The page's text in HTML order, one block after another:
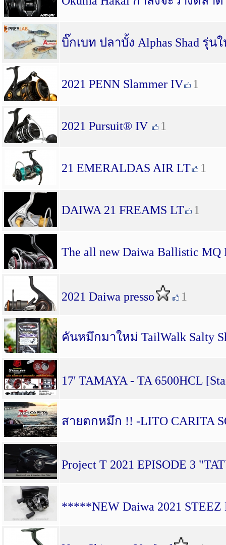
บิ๊กเบท ปลาบั้ง Alphas Shad รุ่น
2021 PENN Slammer IV 1
2021 Pursuit® IV 1
21 EMERALDAS AIR LT 1
DAIWA 21 FREAMS LT 1
The all new Daiwa Ballistic MQ
2021 Daiwa presso 1
คันหมึกมาใหม่ TailWalk Salty
17' TAMAYA - TA 6500HCL
สายตกหมึก !! -LITO CARITA
Project T 2021 EPISODE 3
*****NEW Daiwa 2021